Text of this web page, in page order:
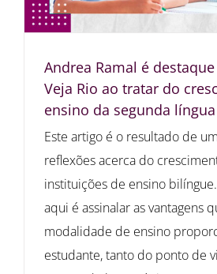
Andrea Ramal é
Veja Rio ao tratar do
ensino da segunda língua
Este artigo é o resultado de
reflexões acerca do
instituições de ensino
aqui é assinalar as vantagens
modalidade de ensino
estudante, tanto do ponto de